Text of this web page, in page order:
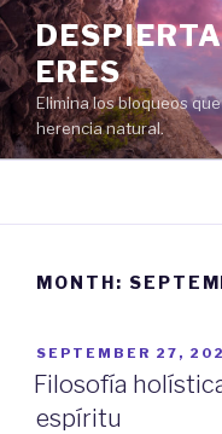
Saltar
al
contenido
ERES
Elimina los bloqueos
herencia natural.
MONTH:
PUBLICADO
EL
SEPTEMBER 27,
Filosofía
espíritu